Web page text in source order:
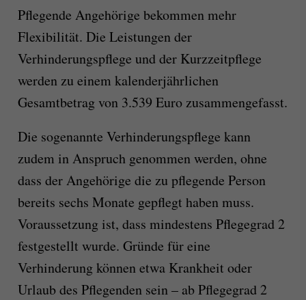
Pflegende Angehörige bekommen mehr
Flexibilität. Die Leistungen der
Verhinderungspflege und der Kurzzeitpflege
werden zu einem kalenderjährlichen
Gesamtbetrag von 3.539 Euro zusammengefasst.
Die sogenannte Verhinderungspflege kann
zudem in Anspruch genommen werden, ohne
dass der Angehörige die zu pflegende Person
bereits sechs Monate gepflegt haben muss.
Voraussetzung ist, dass mindestens Pflegegrad 2
festgestellt wurde. Gründe für eine
Verhinderung können etwa Krankheit oder
Urlaub des Pflegenden sein – ab Pflegegrad 2